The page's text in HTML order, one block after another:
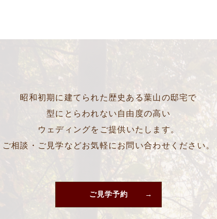
昭和初期に建てられた歴史ある葉山の邸宅で
型にとらわれない自由度の高い
ウェディングをご提供いたします。
ご相談・ご見学などお気軽にお問い合わせください。
ご見学予約